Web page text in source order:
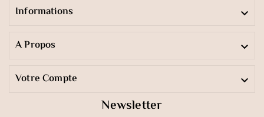
Informations 
A Propos 
Votre Compte 
Newsletter